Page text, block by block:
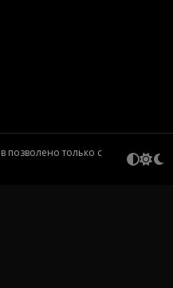
позволено только с